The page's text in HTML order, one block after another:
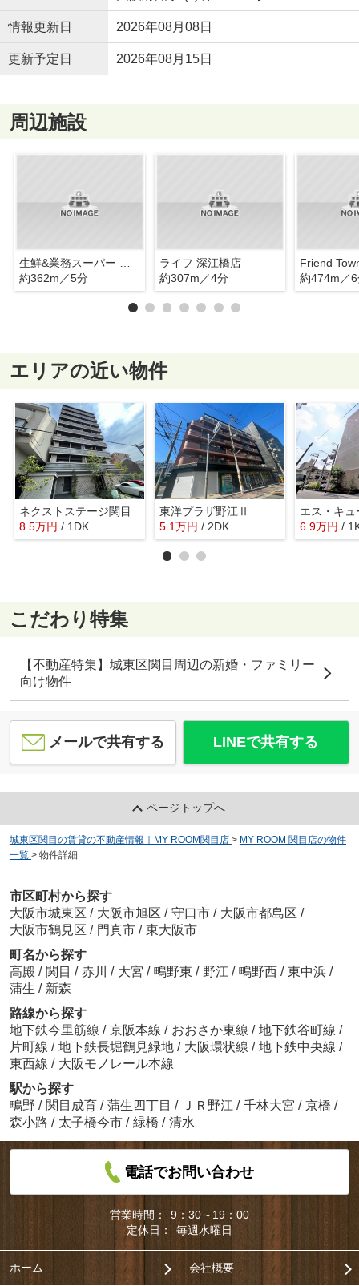
情報更新日 2026年08月08日
更新予定日 2026年08月15日
周辺施設
約362m／5分
ライフ 深江橋店
約307m／4分
約474m／
エリアの近い物件
ネクストステージ関目
8.5万円 / 1DK
東洋プラザ野江Ⅱ
5.1万円 / 2DK 6.9万円 /
こだわり特集
【不動産特集】城東区関目周辺の新婚・ファミリー
向け物件
メールで共有する LINEで共有する
ページトップへ
城東区関目の賃貸の不動産情報｜MY ROOM関目店 > MY ROOM 関目店の物件
一覧 > 物件詳細
市区町村から探す
大阪市城東区 / 大阪市旭区 / 守口市 / 大阪市都島区 /
大阪市鶴見区 / 門真市 / 東大阪市
町名から探す
高殿 / 関目 / 赤川 / 大宮 / 鴫野東 / 野江 / 鴫野西 / 東中浜 /
蒲生 / 新森
路線から探す
地下鉄今里筋線 / 京阪本線 / おおさか東線 / 地下鉄谷町線 /
片町線 / 地下鉄長堀鶴見緑地 / 大阪環状線 / 地下鉄中央線 /
東西線 / 大阪モノレール本線
駅から探す
鴫野 / 関目成育 / 蒲生四丁目 / ＪＲ野江 / 千林大宮 / 京橋 /
森小路 / 太子橋今市 / 緑橋 / 清水
電話でお問い合わせ
営業時間：
9：30～19：00
定休日：
毎週水曜日
ホーム 会社概要